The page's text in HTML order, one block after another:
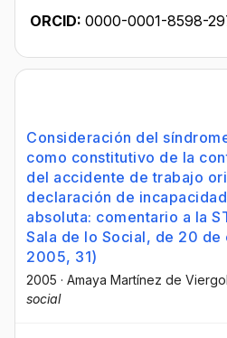
ORCID: 0000-0001-8598-
Consideración del
como constitutivo de la
del accidente de trabajo
declaración de
absoluta: comentario a la
Sala de lo Social, de 20
2005, 31)
2005 · Amaya Martínez de
social